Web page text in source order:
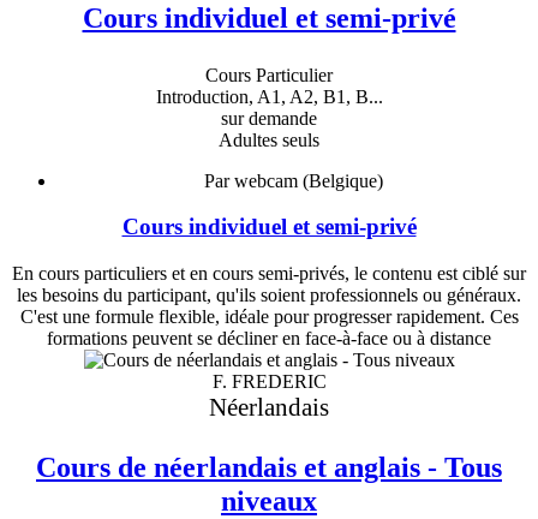
Cours individuel et semi-privé
Cours Particulier
Introduction, A1, A2, B1, B...
sur demande
Adultes seuls
Par webcam (Belgique)
Cours individuel et semi-privé
En cours particuliers et en cours semi-privés, le contenu est ciblé sur
les besoins du participant, qu'ils soient professionnels ou généraux.
C'est une formule flexible, idéale pour progresser rapidement. Ces
formations peuvent se décliner en face-à-face ou à distance
F. FREDERIC
Néerlandais
Cours de néerlandais et anglais - Tous
niveaux